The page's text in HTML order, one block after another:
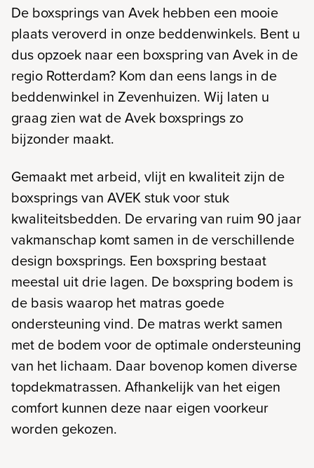
De boxsprings van Avek hebben een mooie
plaats veroverd in onze beddenwinkels. Bent u
dus opzoek naar een boxspring van Avek in de
regio Rotterdam? Kom dan eens langs in de
beddenwinkel in Zevenhuizen. Wij laten u
graag zien wat de Avek boxsprings zo
bijzonder maakt.
Gemaakt met arbeid, vlijt en kwaliteit zijn de
boxsprings van AVEK stuk voor stuk
kwaliteitsbedden. De ervaring van ruim 90 jaar
vakmanschap komt samen in de verschillende
design boxsprings. Een boxspring bestaat
meestal uit drie lagen. De boxspring bodem is
de basis waarop het matras goede
ondersteuning vind. De matras werkt samen
met de bodem voor de optimale ondersteuning
van het lichaam. Daar bovenop komen diverse
topdekmatrassen. Afhankelijk van het eigen
comfort kunnen deze naar eigen voorkeur
worden gekozen.